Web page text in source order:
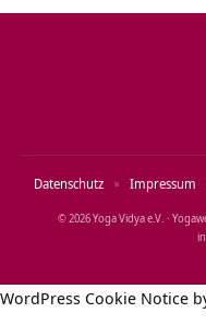
© 2026 Yoga Vidya e.V. ·
Datenschutz Impressum
WordPress Cookie Notice